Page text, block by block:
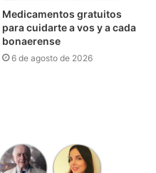
Medicamentos gratuitos
para cuidarte a vos y a cada
bonaerense
6 de agosto de 2026